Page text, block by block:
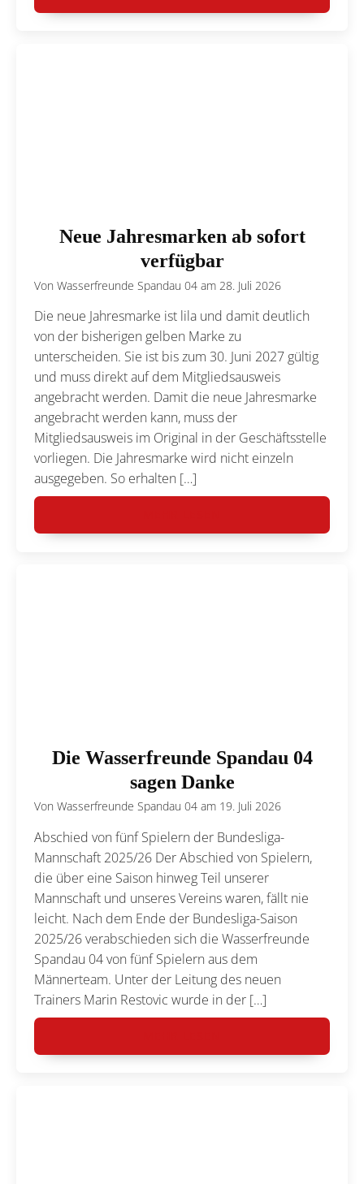
Neue Jahresmarken ab sofort
verfügbar
VonWasserfreunde Spandau 04 am 28. Juli 2026
Die neue Jahresmarke ist lila und damit deutlich
von der bisherigen gelben Marke zu
unterscheiden. Sie ist bis zum 30. Juni 2027 gültig
und muss direkt auf dem Mitgliedsausweis
angebracht werden. Damit die neue Jahresmarke
angebracht werden kann, muss der
Mitgliedsausweis im Original in der Geschäftsstelle
vorliegen. Die Jahresmarke wird nicht einzeln
ausgegeben. So erhalten […]
Die Wasserfreunde Spandau 04
sagen Danke
VonWasserfreunde Spandau 04 am 19. Juli 2026
Abschied von fünf Spielern der Bundesliga-
Mannschaft 2025/26 Der Abschied von Spielern,
die über eine Saison hinweg Teil unserer
Mannschaft und unseres Vereins waren, fällt nie
leicht. Nach dem Ende der Bundesliga-Saison
2025/26 verabschieden sich die Wasserfreunde
Spandau 04 von fünf Spielern aus dem
Männerteam. Unter der Leitung des neuen
Trainers Marin Restovic wurde in der […]